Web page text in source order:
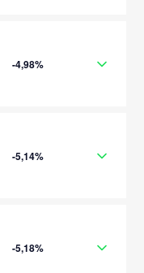
-4,98%
-5,14%
-5,18%